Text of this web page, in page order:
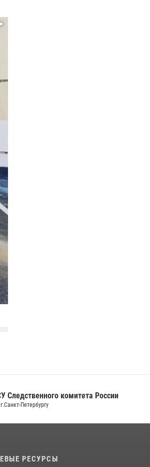
Следственного комитета России
Петербургу
РЕСУРСЫ